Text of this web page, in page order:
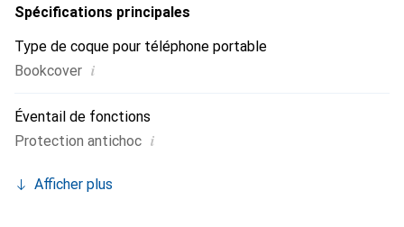
Spécifications principales
Type de coque pour téléphone portable
Bookcover i
Éventail de fonctions
Protection antichoc i
Afficher plus